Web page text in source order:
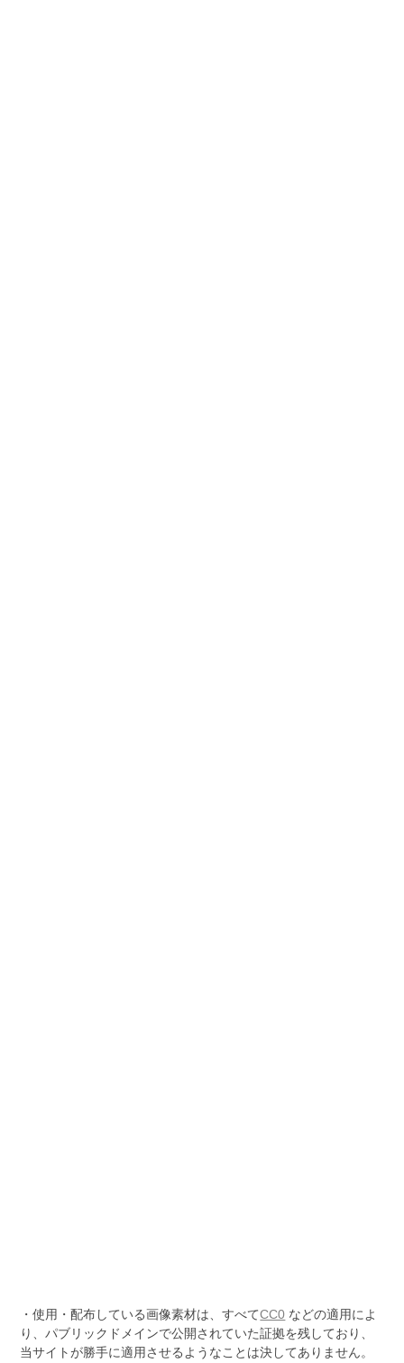
・使用・配布している画像素材は、すべてCC0 などの適用によ
り、パブリックドメインで公開されていた証拠を残しており、
当サイトが勝手に適用させるようなことは決してありません。